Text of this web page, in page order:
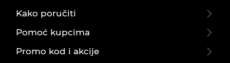
Kako poručiti
Pomoć kupcima
Promo kod i akcije